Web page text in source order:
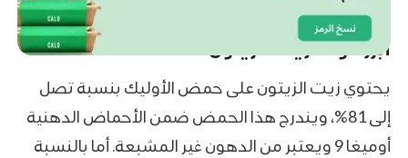
أبرز فوائد زيت الزيتون
يحتوي زيت الزيتون على حمض الأوليك بنسبة تصل
إلى 81%، ويندرج هذا الحمض ضمن الأحماض الدهنية
أوميغا 9 ويعتبر من الدهون غير المشبعة. أما بالنسبة